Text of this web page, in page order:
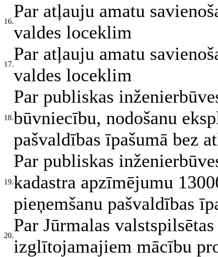
16.
Par atļauju amatu
valdes loceklim
17.
Par atļauju amatu
valdes loceklim
18.
Par publiskas
būvniecību, nodošanu
pašvaldības īpašumā bez
19.
Par publiskas
kadastra apzīmējumu
pieņemšanu pašvaldības
20.
Par Jūrmalas
izglītojamajiem mācību